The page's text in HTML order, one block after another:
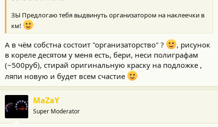
ЗЫ Предлогаю тебя выдвинуть организатором на наклеечки в
км!
А в чём собстна состоит "организаторство" ?
, рисунок
в кореле десятом у меня есть, бери, неси полиграфам
(~500руб), стирай оригинальную краску на подложке ,
ляпи новую и будет всем счастие
MaZaY
Super Moderator